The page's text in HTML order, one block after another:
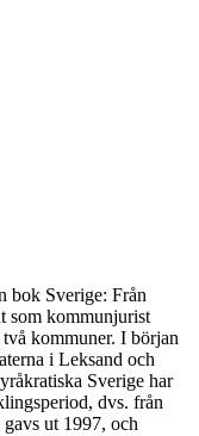
bok Sverige: Från
som kommunjurist
kommuner. I början
i Leksand och
Sverige har
dvs. från
ut 1997, och